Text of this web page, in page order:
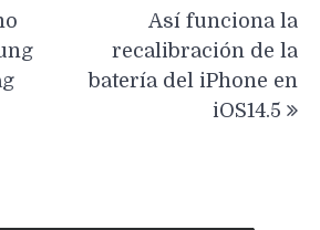
Así funciona la
recalibración de la
batería del iPhone en
iOS14.5